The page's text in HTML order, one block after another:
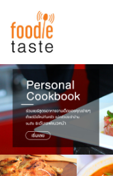
สูตรอาหาร
สูตรอาหารล่
Top Foodie
พาไปชิม
สารพันก้นครัว